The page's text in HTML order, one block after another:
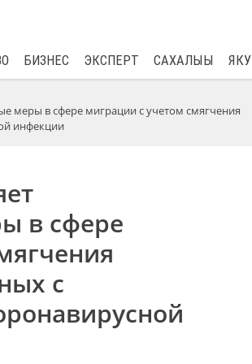
БИЗНЕС ЭКСПЕРТ САХАЛЫЫ
меры в сфере миграции с учетом смягчения
инфекции
в сфере
с